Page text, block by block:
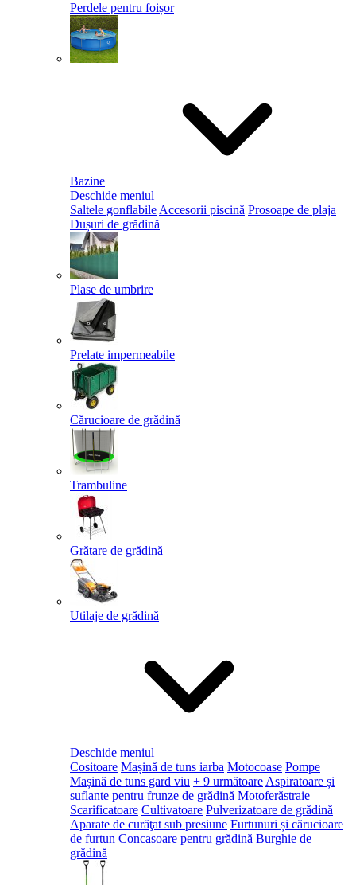
Perdele pentru foișor
Bazine
Deschide meniul
Saltele gonflabile Accesorii piscină Prosoape de plaja
Dușuri de grădină
Plase de umbrire
Prelate impermeabile
Cărucioare de grădină
Trambuline
Grătare de grădină
Utilaje de grădină
Deschide meniul
Cositoare Mașină de tuns iarba Motocoase Pompe
Mașină de tuns gard viu + 9 următoare Aspiratoare și
suflante pentru frunze de grădină Motoferăstraie
Scarificatoare Cultivatoare Pulverizatoare de grădină
Aparate de curăţat sub presiune Furtunuri și cărucioare
de furtun Concasoare pentru grădină Burghie de
grădină